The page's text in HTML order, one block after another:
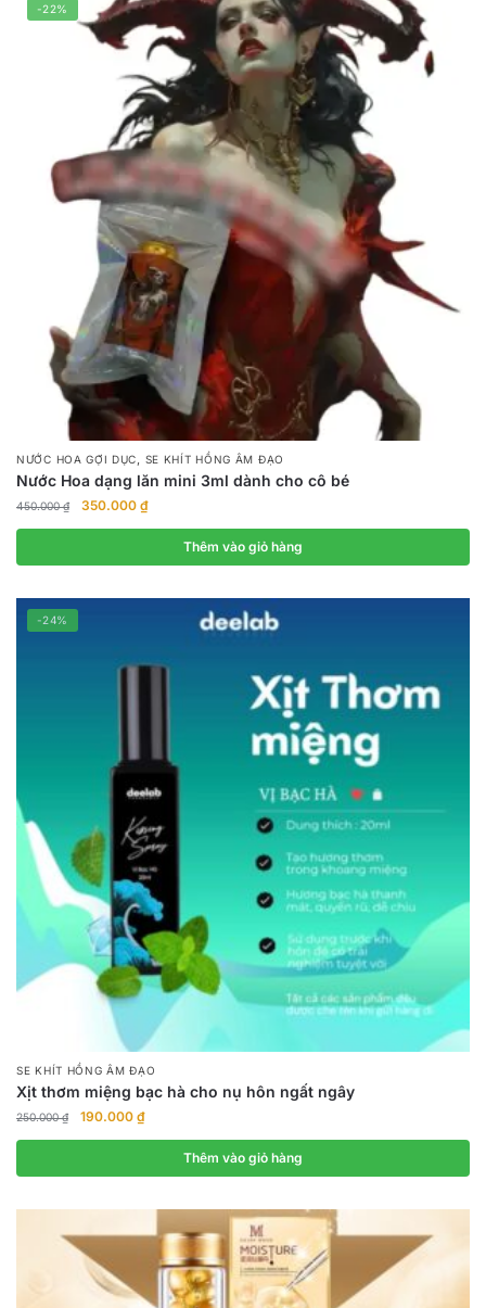
-22%
NƯỚC HOA GỢI DỤC SE KHÍT HỒNG ÂM ĐẠO
Nước Hoa dạng lăn mini 3ml dành cho cô bé
450.000₫
Giá
450.000 ₫.
350.000 ₫Giá
là:
Thêm vào giỏ hàng
-24%
SE KHÍT HỒNG ÂM ĐẠO
Xịt thơm miệng bạc hà cho nụ hôn ngất ngây
250.000₫
Giá
250.000 ₫.
190.000 ₫Giá
là:
Thêm vào giỏ hàng